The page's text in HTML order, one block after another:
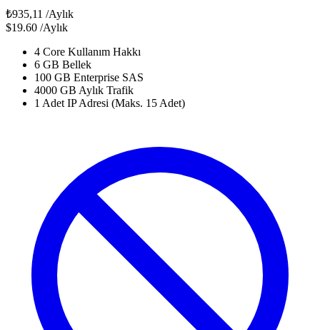
₺935,11 /Aylık
$19.60 /Aylık
4 Core Kullanım Hakkı
6 GB Bellek
100 GB Enterprise SAS
4000 GB Aylık Trafik
1 Adet IP Adresi (Maks. 15 Adet)